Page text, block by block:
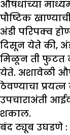
औषधांच्या
पौष्टिक
अंडी परिपक्व
दिसून येते की,
मिळून ती फुटत
येते. अशावेळी
ठेवण्याचा
उपचाराअंती
शकाल.
बंद ट्यूब उघडणे :